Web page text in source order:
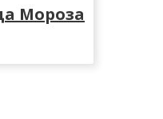
Мороза